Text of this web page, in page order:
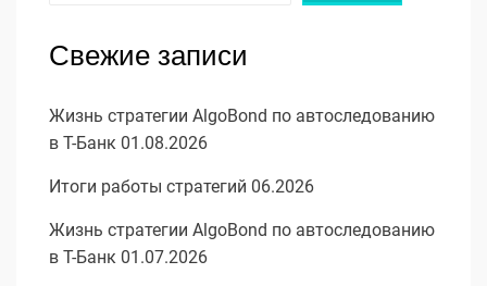
Свежие записи
Жизнь стратегии AlgoBond по автоследованию
в Т-Банк 01.08.2026
Итоги работы стратегий 06.2026
Жизнь стратегии AlgoBond по автоследованию
в Т-Банк 01.07.2026